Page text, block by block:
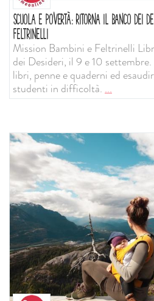
SCUOLA E POVERTÀ: RITORNA IL BANCO DEI
FELTRINELLI
Mission Bambini e Feltrinelli
dei Desideri, il 9 e 10
libri, penne e quaderni ed
studenti in difficoltà....